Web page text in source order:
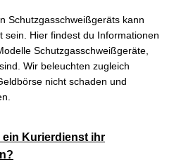
Schutzgasschweißgeräts kann
sein. Hier findest du Informationen
Schutzgasschweißgeräte,
Wir beleuchten zugleich
nicht schaden und
ein Kurierdienst ihr